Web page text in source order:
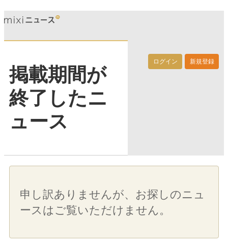
ログイン 新規登録
掲載期間が
終了したニ
ュース
申し訳ありませんが、お探しのニュ
ースはご覧いただけません。